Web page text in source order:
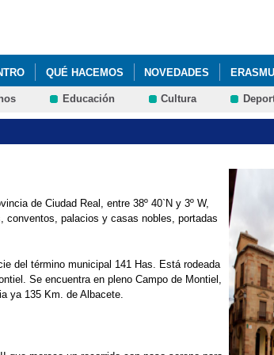
QUÉ HACEMOS NOVEDADES
Educación Cultura
de Ciudad Real, entre 38º 40`N y 3º W,
palacios y casas nobles, portadas
del término municipal 141 Has. Está rodeada
Se encuentra en pleno Campo de Montiel,
ya 135 Km. de Albacete.